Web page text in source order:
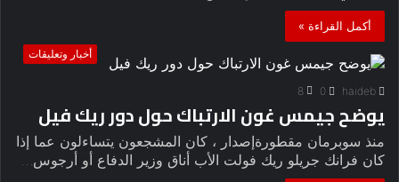
أكمل القراءة »
أخبار وتعليقات
haideb
0
8
يوضح جيمس غون الارتباك حول دور ريك فيل
منذ سوبرمان مقطورةإصدار ، كان المشجعون يتساءلون عما إذا
كان فرانك جريلو ريك فولت الأب أناق وزير الدفاع أو أرجوس…